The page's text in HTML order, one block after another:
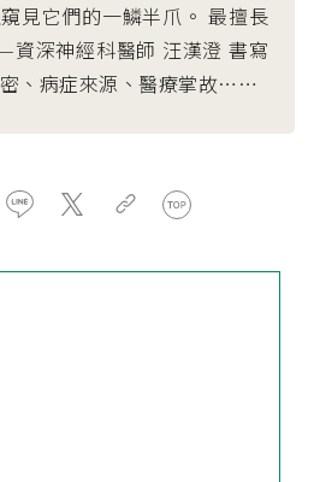
見它們的一鱗半爪。 最擅長
深神經科醫師 汪漢澄 書寫
、病症來源、醫療掌故……